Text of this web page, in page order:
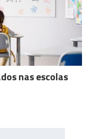
nas escolas